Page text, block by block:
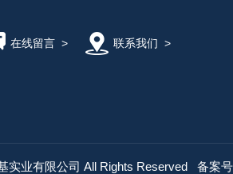
在线留言> 联系我们 >
实业有限公司 All Rights Reserved 备案